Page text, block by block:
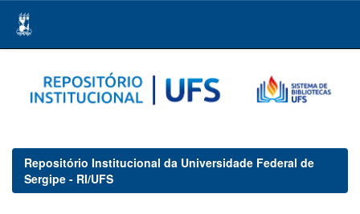
navigation
Repositório Institucional da Universidade Federal de
Sergipe - RI/UFS